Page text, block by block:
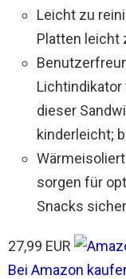
Leicht zu
Platten leicht
dieser
kinderleicht;
sorgen für
Snacks
27,99 EUR
Bei Amazon